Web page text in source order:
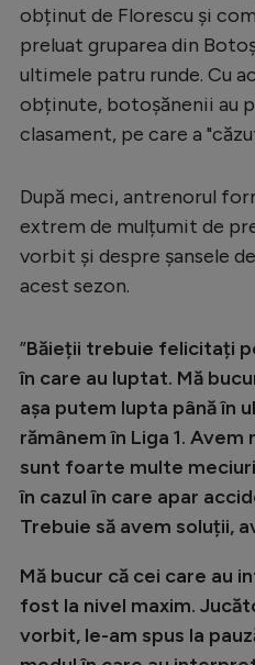
Ligue 1
Campionate
Starurile
Stranieri
Clasamente
Tenis
Handbal
Natație
Formula 1
Gimnastică
Rugby
Ciclism
obținut de Florescu și
preluat gruparea din
ultimele patru runde. Cu
obținute, botoșănenii au
clasament, pe care a
După meci, antrenorul
extrem de mulțumit de
vorbit și despre șansele
acest sezon.
”Băieții trebuie felicitați
în care au luptat. Mă
așa putem lupta până în
rămânem în Liga 1.
sunt foarte multe
în cazul în care apar
Trebuie să avem soluții,
Mă bucur că cei care au
fost la nivel maxim.
vorbit, le-am spus la